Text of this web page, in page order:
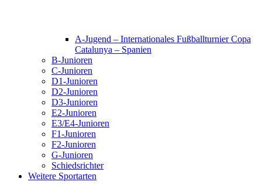
A-Jugend – Internationales Fußballturnier Copa
Catalunya – Spanien
B-Junioren
C-Junioren
D1-Junioren
D2-Junioren
D3-Junioren
E2-Junioren
E3/E4-Junioren
F1-Junioren
F2-Junioren
G-Junioren
Schiedsrichter
Weitere Sportarten